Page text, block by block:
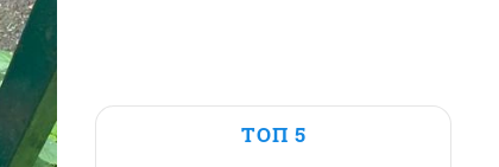
ТОП 5